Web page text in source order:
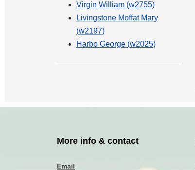
Virgin William (w2755)
Livingstone Moffat Mary
(w2197)
Harbo George (w2025)
More info & contact
Email